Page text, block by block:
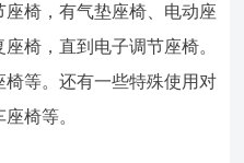
椅，有气垫座椅、电动座
椅，直到电子调节座椅。
等。还有一些特殊使用对
椅等。